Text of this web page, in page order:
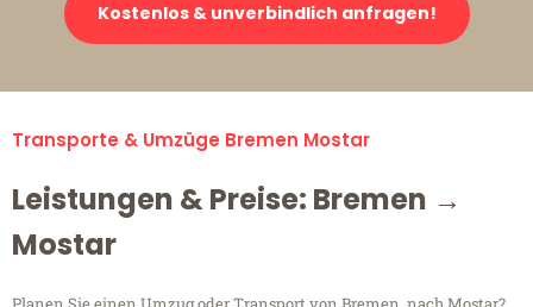
Kostenlos & unverbindlich anfragen!
Transporte & Umzüge Bremen Mostar
Leistungen & Preise: Bremen →
Mostar